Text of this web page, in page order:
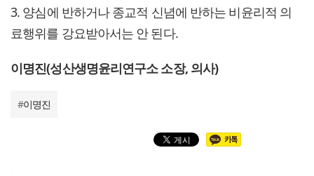
3. 양심에 반하거나 종교적 신념에 반하는 비윤리적 의
료행위를 강요받아서는 안 된다.
이명진(성산생명윤리연구소 소장, 의사)
#이명진